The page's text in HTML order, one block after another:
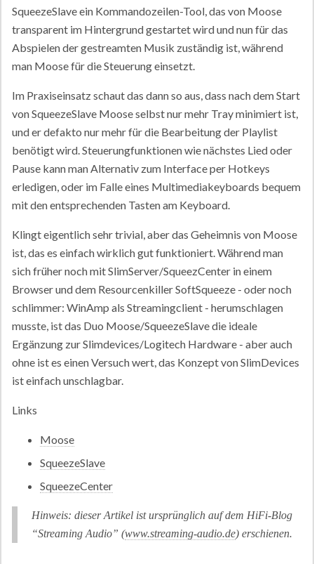
SqueezeSlave ein Kommandozeilen-Tool, das von Moose
transparent im Hintergrund gestartet wird und nun für das
Abspielen der gestreamten Musik zuständig ist, während
man Moose für die Steuerung einsetzt.
Im Praxiseinsatz schaut das dann so aus, dass nach dem Start
von SqueezeSlave Moose selbst nur mehr Tray minimiert ist,
und er defakto nur mehr für die Bearbeitung der Playlist
benötigt wird. Steuerungfunktionen wie nächstes Lied oder
Pause kann man Alternativ zum Interface per Hotkeys
erledigen, oder im Falle eines Multimediakeyboards bequem
mit den entsprechenden Tasten am Keyboard.
Klingt eigentlich sehr trivial, aber das Geheimnis von Moose
ist, das es einfach wirklich gut funktioniert. Während man
sich früher noch mit SlimServer/SqueezCenter in einem
Browser und dem Resourcenkiller SoftSqueeze - oder noch
schlimmer: WinAmp als Streamingclient - herumschlagen
musste, ist das Duo Moose/SqueezeSlave die ideale
Ergänzung zur Slimdevices/Logitech Hardware - aber auch
ohne ist es einen Versuch wert, das Konzept von SlimDevices
ist einfach unschlagbar.
Links
Moose
SqueezeSlave
SqueezeCenter
Hinweis: dieser Artikel ist ursprünglich auf dem HiFi-Blog
“Streaming Audio” (www.streaming-audio.de) erschienen.